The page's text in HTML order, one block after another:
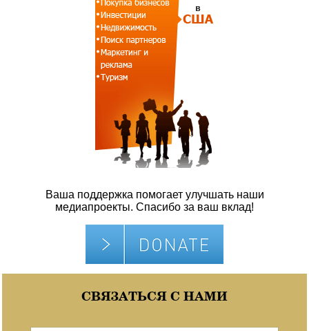
Ваша поддержка помогает улучшать наши
медиапроекты. Спасибо за ваш вклад!
СВЯЗАТЬСЯ С НАМИ